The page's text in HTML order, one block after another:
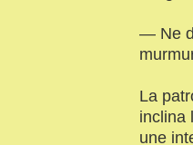
— Ne
La
inclina
une